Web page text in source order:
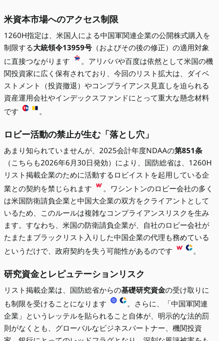
米資本市場へのアクセス制限
1260H指定は、米国人による中国軍関連企業の公開株式購入を
制限する大統領令13959号 （およびその後の修正）の適用対象
に直接つながります
。アリババや百度は依然として米国の機
関投資家に広く保有されており、今回のリスト拡大は、ダイベ
ストメント（投資撤退）やコンプライアンス見直しを迫られる
資産運用会社やインデックスファンドにとって重大な懸念材料
です
。
ロビー活動の禁止が生む「落とし穴」
あまり知られていませんが、2025会計年度NDAAの第851条
（こちらも2026年6月30日発効）により、国防総省は、1260H
リスト掲載企業のために活動するロビイストを起用している企
業との契約を禁じられます
。ワシントンのロビー会社の多く
は米国防衛請負企業と中国大企業の双方をクライアントとして
いるため、このルールは複雑なコンプライアンスリスクを生み
ます。すなわち、米国の防衛請負企業が、自社のロビー会社が
たまたまブラックリスト入りした中国企業の代理も務めている
というだけで、政府契約を失う可能性があるのです
。
研究資金とレピュテーションリスク
リスト掲載企業は、国防総省からの基礎研究資金の受け取りに
も制限を受けることになります
。さらに、「中国軍関連
企業」というレッテルを貼られること自体が、明示的な法的罰
則がなくとも、グローバルなビジネスパートナー、機関投資